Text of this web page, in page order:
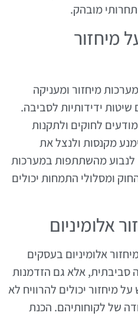
תחרותי מובהק.
מיחזור
מיחזור ומעניקה
ידידותיות לסביבה.
לחוקים ולתקנות
מקנסות ולנצל את
לנבוע מהשתתפות במערכות
ומסלולי התמחות יכולים
אלומיניום
אלומיניום בעסקים
סביבתית, אלא גם הזדמנות
מיחזור יכולים להרוויח לא
של לקוחותיהם. הכנת